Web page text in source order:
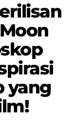
yang